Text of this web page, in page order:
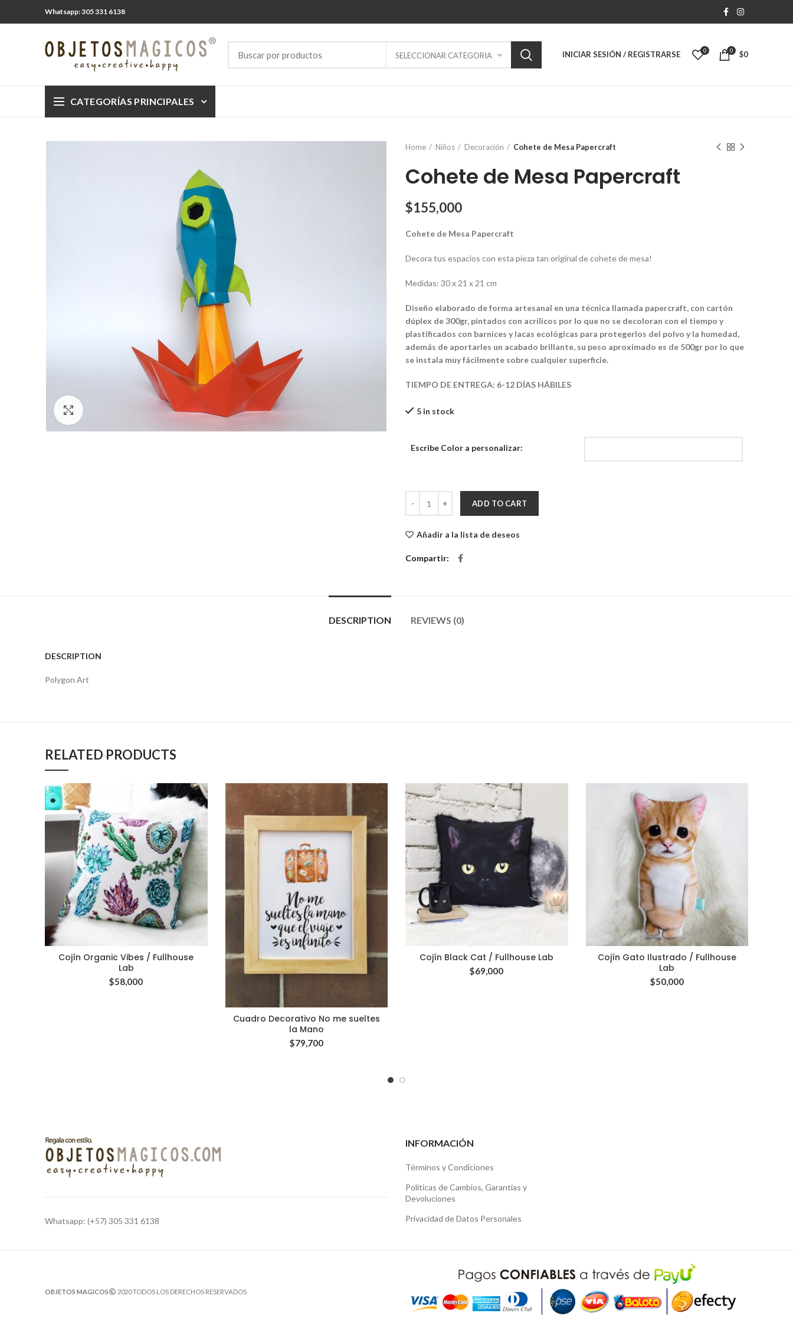
Whatsapp: 305 331 6138
SELECCIONAR CATEGORIA INICIAR SESIÓN / REGISTRARSE 0 0 $0
CATEGORÍAS PRINCIPALES
Home Niños Decoración Cohete de Mesa Papercraft
Cohete de Mesa Papercraft
$155,000
Cohete de Mesa Papercraft
Decora tus espacios con esta pieza tan original de cohete de mesa!
Medidas: 30 x 21 x 21 cm
Diseño elaborado de forma artesanal en una técnica llamada papercraft, con cartón
dúplex de 300gr, pintados con acrílicos por lo que no se decoloran con el tiempo y
plastificados con barnices y lacas ecológicas para protegerlos del polvo y la humedad,
además de aportarles un acabado brillante, su peso aproximado es de 500gr por lo que
se instala muy fácilmente sobre cualquier superficie.
TIEMPO DE ENTREGA: 6-12 DÍAS HÁBILES
5 in stock
Escribe Color a personalizar:
ADD TO CART
Añadir a la lista de deseos
Compartir
DESCRIPTION REVIEWS (0)
DESCRIPTION
Polygon Art
RELATED PRODUCTS
Cojín Organic Vibes / Fullhouse
Lab
$58,000
Cuadro Decorativo No me sueltes
la Mano
$79,700
Cojín Black Cat / Fullhouse Lab
$69,000
Cojín Gato Ilustrado / Fullhouse
Lab
$50,000
Whatsapp: (+57) 305 331 6138
INFORMACIÓN
Términos y Condiciones
Politicas de Cambios, Garantias y
Devoluciones
Privacidad de Datos Personales
OBJETOS MAGICOS 2020 TODOS LOS DERECHOS RESERVADOS